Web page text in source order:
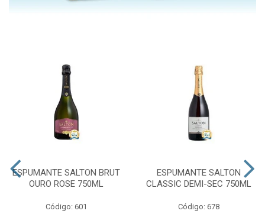
ESPUMANTE SALTON BRUT
OURO ROSE 750ML
Código: 601
ESPUMANTE SALTON
CLASSIC DEMI-SEC 750ML
Código: 678